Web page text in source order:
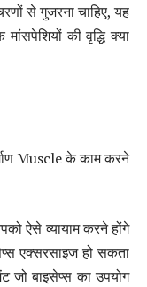
से गुजरना चाहिए, यह
की वृद्धि क्या
Muscle के काम करने
ऐसे व्यायाम करने होंगे
एक्सरसाइज हो सकता
जो बाइसेप्स का उपयोग